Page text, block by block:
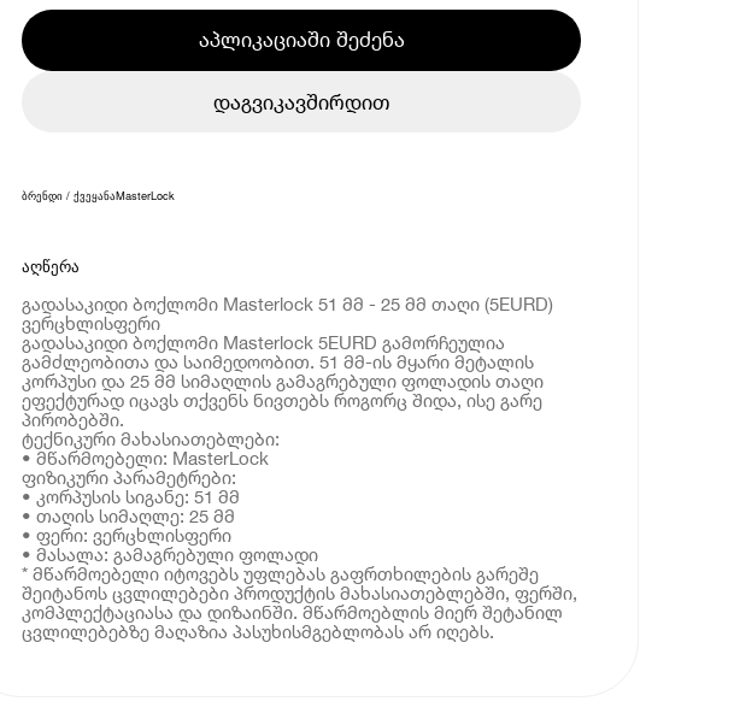
აპლიკაციაში შეძენა
დაგვიკავშირდით
ბრენდი / ქვეყანაMasterLock
აღწერა
გადასაკიდი ბოქლომი Masterlock 51 მმ - 25 მმ თაღი (5EURD)
ვერცხლისფერი
გადასაკიდი ბოქლომი Masterlock 5EURD გამორჩეულია
გამძლეობითა და საიმედოობით. 51 მმ-ის მყარი მეტალის
კორპუსი და 25 მმ სიმაღლის გამაგრებული ფოლადის თაღი
ეფექტურად იცავს თქვენს ნივთებს როგორც შიდა, ისე გარე
პირობებში.
ტექნიკური მახასიათებლები:
• მწარმოებელი: MasterLock
ფიზიკური პარამეტრები:
• კორპუსის სიგანე: 51 მმ
• თაღის სიმაღლე: 25 მმ
• ფერი: ვერცხლისფერი
• მასალა: გამაგრებული ფოლადი
* მწარმოებელი იტოვებს უფლებას გაფრთხილების გარეშე
შეიტანოს ცვლილებები პროდუქტის მახასიათებლებში, ფერში,
კომპლექტაციასა და დიზაინში. მწარმოებლის მიერ შეტანილ
ცვლილებებზე მაღაზია პასუხისმგებლობას არ იღებს.